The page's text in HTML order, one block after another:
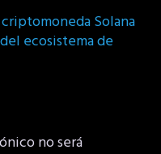
Solana
ecosistema de
no será